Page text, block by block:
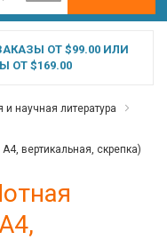
ОТ $99.00 ИЛИ
ОТ $169.00
и научная литература
вертикальная, скрепка)